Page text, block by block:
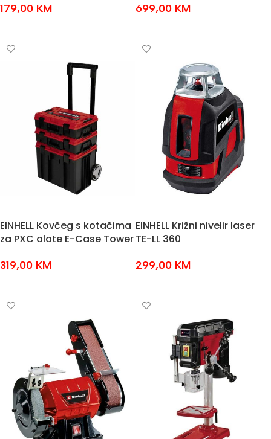
179,00 KM 699,00 KM
EINHELL Kovčeg s kotačima
za PXC alate E-Case Tower
319,00 KM
EINHELL Križni nivelir laser
TE-LL 360
299,00 KM